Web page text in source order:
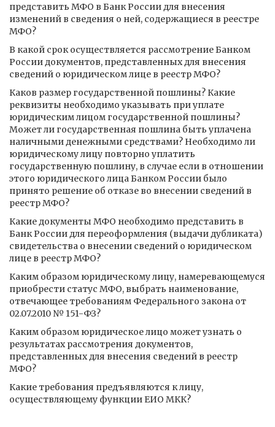
представить МФО в Банк России для внесения
изменений в сведения о ней, содержащиеся в реестре
МФО?
В какой срок осуществляется рассмотрение Банком
России документов, представленных для внесения
сведений о юридическом лице в реестр МФО?
Каков размер государственной пошлины? Какие
реквизиты необходимо указывать при уплате
юридическим лицом государственной пошлины?
Может ли государственная пошлина быть уплачена
наличными денежными средствами? Необходимо ли
юридическому лицу повторно уплатить
государственную пошлину, в случае если в отношении
этого юридического лица Банком России было
принято решение об отказе во внесении сведений в
реестр МФО?
Какие документы МФО необходимо представить в
Банк России для переоформления (выдачи дубликата)
свидетельства о внесении сведений о юридическом
лице в реестр МФО?
Каким образом юридическому лицу, намеревающемуся
приобрести статус МФО, выбрать наименование,
отвечающее требованиям Федерального закона от
02.07.2010 № 151-ФЗ?
Каким образом юридическое лицо может узнать о
результатах рассмотрения документов,
представленных для внесения сведений в реестр
МФО?
Какие требования предъявляются к лицу,
осуществляющему функции ЕИО МКК?